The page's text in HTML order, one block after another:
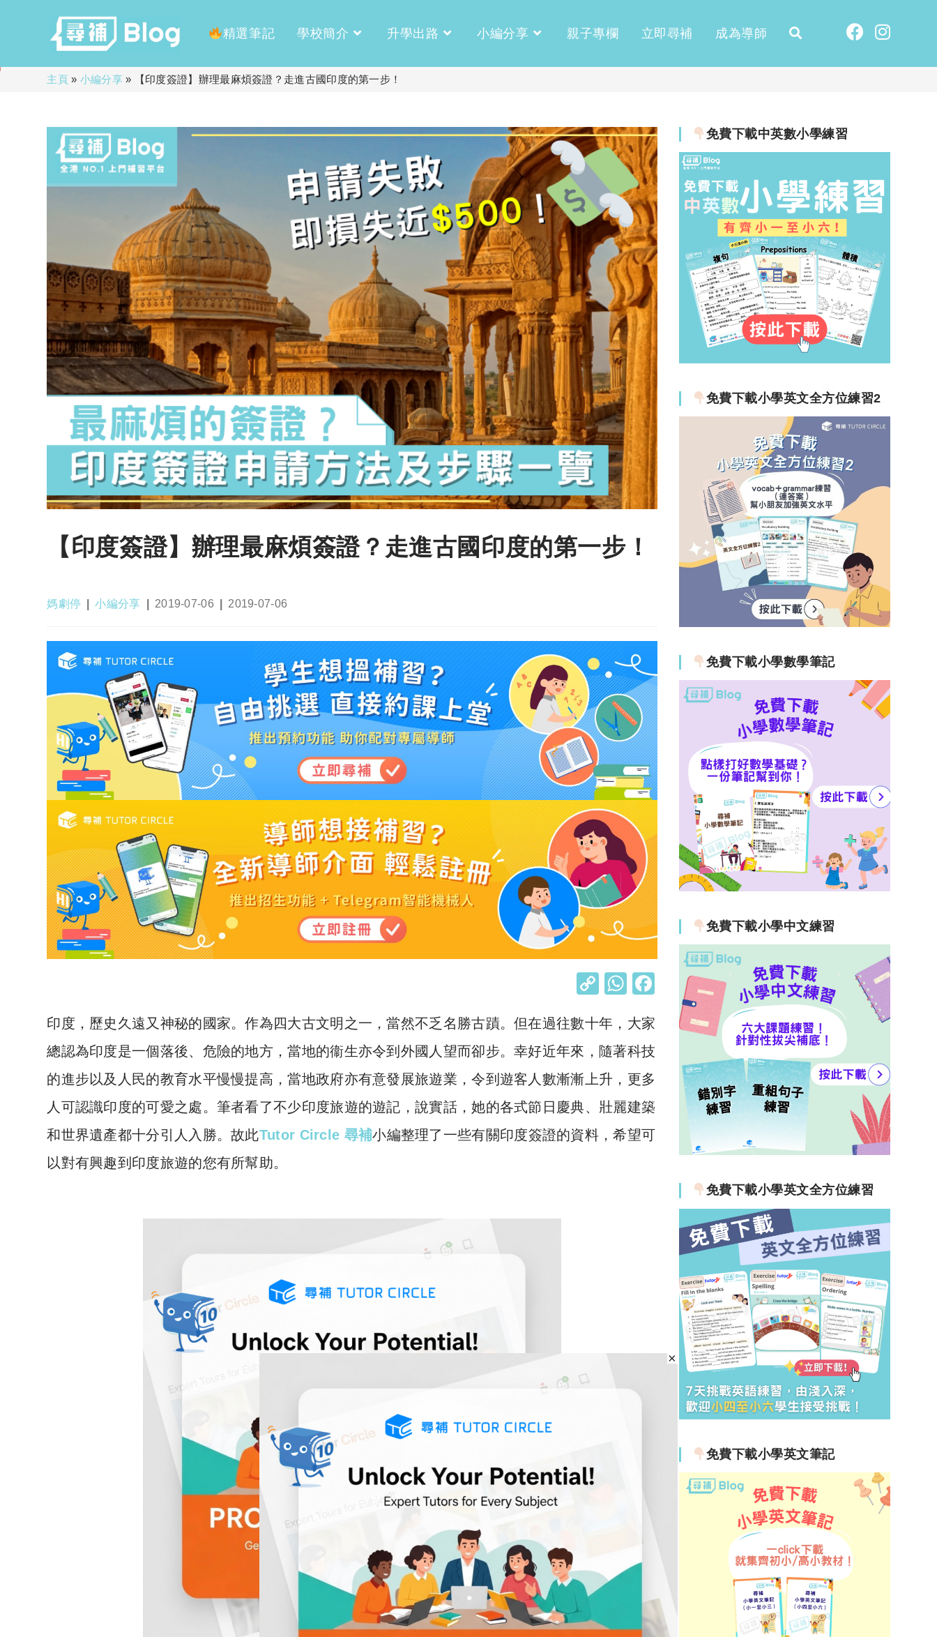
精選筆記 學校簡介 升學出路 小編分享 親子專欄 立即尋補 成為導師
主頁» 小編分享» 【印度簽證】辦理最麻煩簽證？走進古國印度的第一步！
【印度簽證】辦理最麻煩簽證？走進古國印度的第一步！
Post
媽劇停
Post
小編分享
Post
2019-07-06
Post
2019-07-06
C
p
y
Li
n
k
W
at
s
A
p
p
印度，歷史久遠又神秘的國家。作為四大古文明之一，當然不乏名勝古蹟。但在過往數十年，大家
總認為印度是一個落後、危險的地方，當地的衞生亦令到外國人望而卻步。幸好近年來，隨著科技
的進步以及人民的教育水平慢慢提高，當地政府亦有意發展旅遊業，令到遊客人數漸漸上升，更多
人可認識印度的可愛之處。筆者看了不少印度旅遊的遊記，說實話，她的各式節日慶典、壯麗建築
和世界遺產都十分引人入勝。故此Tutor Circle 尋補小編整理了一些有關印度簽證的資料，希望可
以對有興趣到印度旅遊的您有所幫助。
免費下載中英數小學練習
免費下載小學英文全方位練習2
免費下載小學數學筆記
免費下載小學中文練習
免費下載小學英文全方位練習
免費下載小學英文筆記